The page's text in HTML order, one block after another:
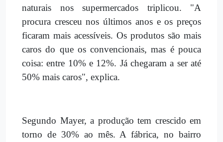
naturais nos supermercados triplicou. "A
procura cresceu nos últimos anos e os preços
ficaram mais acessíveis. Os produtos são mais
caros do que os convencionais, mas é pouca
coisa: entre 10% e 12%. Já chegaram a ser até
50% mais caros", explica.
Segundo Mayer, a produção tem crescido em
torno de 30% ao mês. A fábrica, no bairro